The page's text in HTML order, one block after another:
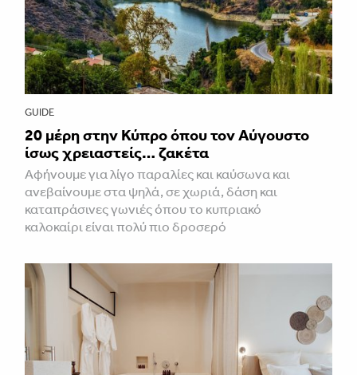
GUIDE
20 μέρη στην Κύπρο όπου τον Αύγουστο
ίσως χρειαστείς… ζακέτα
Αφήνουμε για λίγο παραλίες και καύσωνα και
ανεβαίνουμε στα ψηλά, σε χωριά, δάση και
καταπράσινες γωνιές όπου το κυπριακό
καλοκαίρι είναι πολύ πιο δροσερό